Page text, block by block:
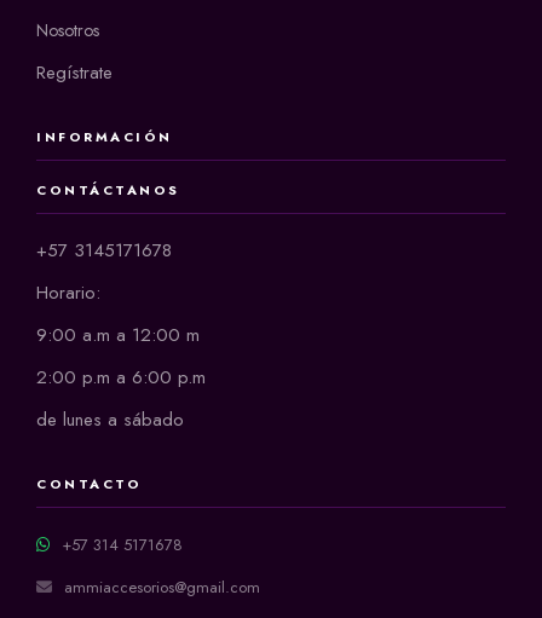
Nosotros
Regístrate
INFORMACIÓN
CONTÁCTANOS
+57 3145171678
Horario:
9:00 a.m a 12:00 m
2:00 p.m a 6:00 p.m
de lunes a sábado
CONTACTO
+57 314 5171678
ammiaccesorios@gmail.com